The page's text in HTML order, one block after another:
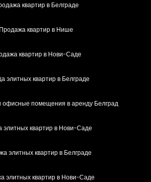
квартир в Белграде
Продажа квартир в Нише
квартир в Нови-Саде
элитных квартир в Белграде
офисные помещения в аренду Белград
элитных квартир в Нови-Саде
элитных квартир в Белграде
элитных квартир в Нови-Саде